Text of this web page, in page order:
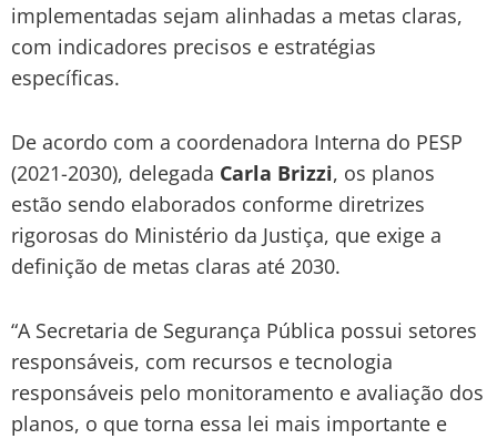
implementadas sejam alinhadas a metas claras,
com indicadores precisos e estratégias
específicas.
De acordo com a coordenadora Interna do PESP
(2021-2030), delegada Carla Brizzi, os planos
estão sendo elaborados conforme diretrizes
rigorosas do Ministério da Justiça, que exige a
definição de metas claras até 2030.
“A Secretaria de Segurança Pública possui setores
responsáveis, com recursos e tecnologia
responsáveis pelo monitoramento e avaliação dos
planos, o que torna essa lei mais importante e